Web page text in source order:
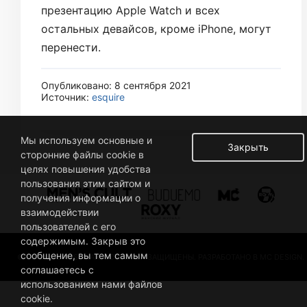
презентацию Apple Watch и всех
остальных девайсов, кроме iPhone, могут
перенести.
Опубликовано: 8 сентября 2021
Источник: esquire
© 2019 BUSINESSMAN. ВСЕ ПРАВА ЗАЩИЩЕНЫ. РАЗРАБОТАНО В MC DESIGN.
Закрыть
Мы используем основные и
сторонние файлы cookie в
целях повышения удобства
пользования этим сайтом и
получения информации о
взаимодействии
пользователей с его
содержимым. Закрыв это
сообщение, вы тем самым
соглашаетесь с
использованием нами файлов
cookie.